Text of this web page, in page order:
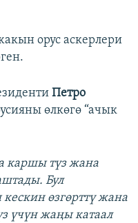
орус аскерлери
Петро
өлкөгө “ачык
каршы түз жана
Бул
өзгөрттү жана
үчүн жаңы катаал